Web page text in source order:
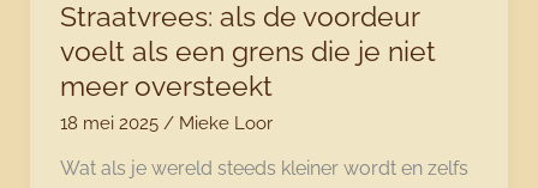
Straatvrees: als de voordeur
voelt als een grens die je niet
meer oversteekt
18 mei 2025 / Mieke Loor
Wat als je wereld steeds kleiner wordt en zelfs